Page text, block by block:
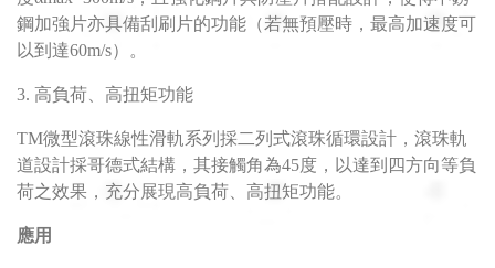
鋼加強片亦具備刮刷片的功能（若無預壓時，最高加速度可
以到達60m/s）。
3. 高負荷、高扭矩功能
TM微型滾珠線性滑軌系列採二列式滾珠循環設計，滾珠軌
道設計採哥德式結構，其接觸角為45度，以達到四方向等負
荷之效果，充分展現高負荷、高扭矩功能。
應用